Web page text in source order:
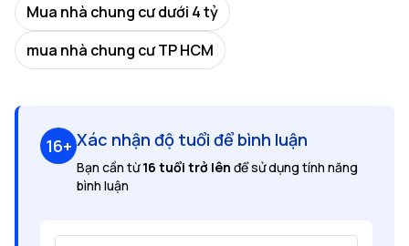
Mua nhà chung cư dưới 4 tỷ
mua nhà chung cư TP HCM
16+ Xác nhận độ tuổi để bình luận
Bạn cần từ16 tuổi trở lên để sử dụng tính năng
bình luận